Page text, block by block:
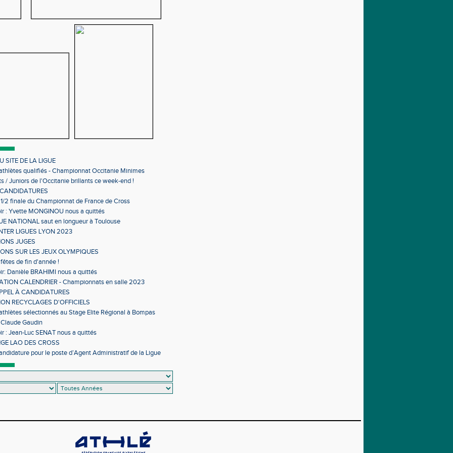
SITE DE LA LIGUE
qualifiés - Championnat Occitanie Minimes
en salle
/ Juniors de l'Occitanie brillants ce week-end !
2 finale du Championnat de France de Cross
: Yvette MONGINOU nous a quittés
NATIONAL saut en longueur à Toulouse
LIGUES LYON 2023
JUGES
SUR LES JEUX OLYMPIQUES
de fin d'année !
Danièle BRAHIMI nous a quittés
CALENDRIER - Championnats en salle 2023
À CANDIDATURES
RECYCLAGES D'OFFICIELS
sélectionnés au Stage Elite Régional à Bompas
Gaudin
: Jean-Luc SENAT nous a quittés
LAO DES CROSS
pour le poste d’Agent Administratif de la Ligue